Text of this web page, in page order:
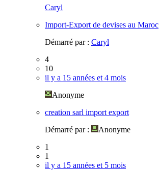
Caryl
Import-Export de devises au Maroc
Démarré par : Caryl
4
10
il y a 15 années et 4 mois
Anonyme
creation sarl import export
Démarré par :
Anonyme
1
1
il y a 15 années et 5 mois